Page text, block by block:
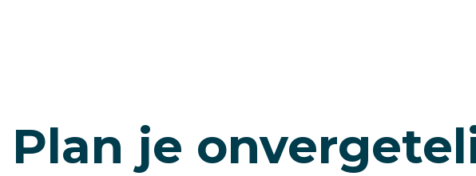
Plan je